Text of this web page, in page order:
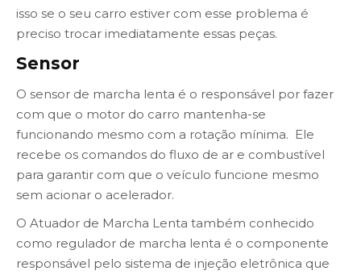
isso se o seu carro estiver com esse problema é
preciso trocar imediatamente essas peças.
Sensor
O sensor de marcha lenta é o responsável por fazer
com que o motor do carro mantenha-se
funcionando mesmo com a rotação mínima. Ele
recebe os comandos do fluxo de ar e combustível
para garantir com que o veículo funcione mesmo
sem acionar o acelerador.
O Atuador de Marcha Lenta também conhecido
como regulador de marcha lenta é o componente
responsável pelo sistema de injeção eletrônica que